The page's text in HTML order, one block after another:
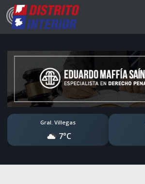
Gral. Villegas
7°C